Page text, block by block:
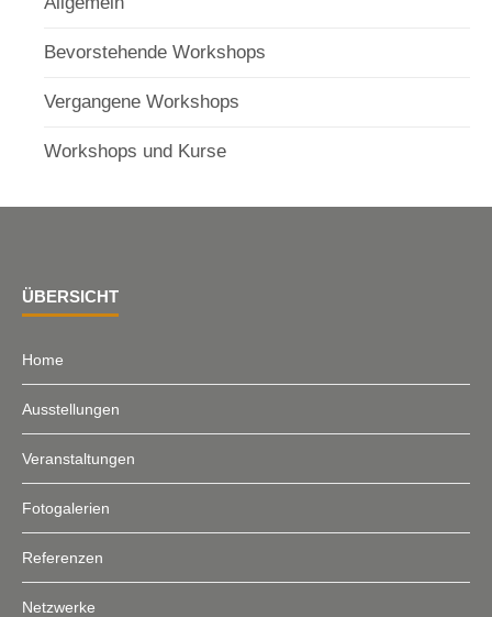
Bevorstehende Workshops
Vergangene Workshops
Workshops und Kurse
ÜBERSICHT
Home
Ausstellungen
Veranstaltungen
Fotogalerien
Referenzen
Netzwerke